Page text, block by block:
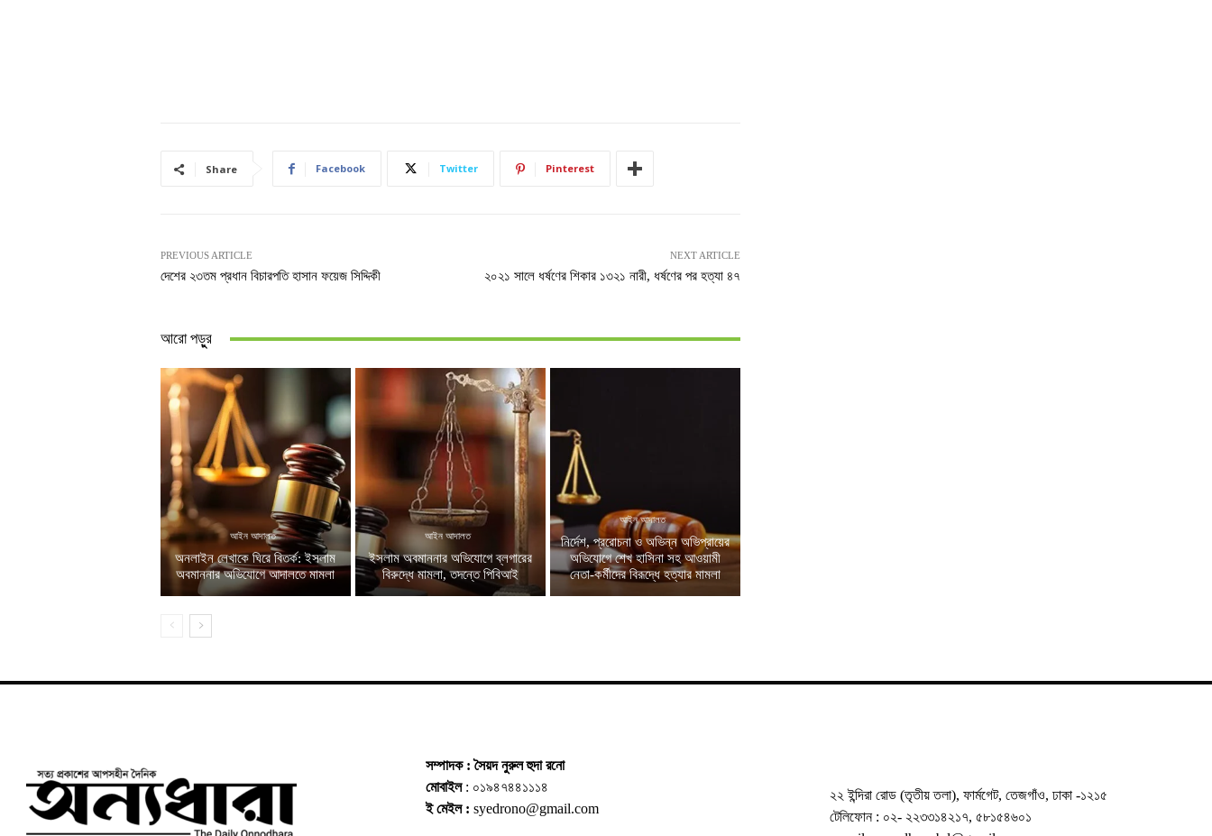
Share Facebook Twitter Pinterest
PREVIOUS ARTICLE
দেশের ২৩তম প্রধান বিচারপতি হাসান ফয়েজ সিদ্দিকী
NEXT ARTICLE
২০২১ সালে ধর্ষণের শিকার ১৩২১ নারী, ধর্ষণের পর হত্যা ৪৭
আরো পড়ুুর
আইন আদালত
অনলাইন লেখাকে ঘিরে বিতর্ক: ইসলাম
অবমাননার অভিযোগে আদালতে মামলা
আইন আদালত
ইসলাম অবমাননার অভিযোগে ব্লগারের
বিরুদ্ধে মামলা, তদন্তে পিবিআই
আইন আদালত
নির্দেশ, প্ররোচনা ও অভিন্ন অভিপ্রায়ের
অভিযোগে শেখ হাসিনা সহ আওয়ামী
নেতা-কর্মীদের বিরূদ্ধে হত্যার মামলা
সম্পাদক : সৈয়দ নুরুল হুদা রনো
মোবাইল: ০১৯৪৭৪৪১১১৪
ই মেইল : syedrono@gmail.com
২২ ইন্দিরা রোড (তৃতীয় তলা), ফার্মগেট, তেজগাঁও, ঢাকা -১২১৫
টেলিফোন : ০২- ২২৩৩১৪২১৭, ৫৮১৫৪৬০১